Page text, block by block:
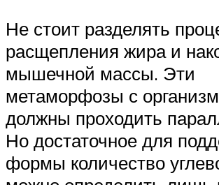
Не стоит разделять
расщепления жира и
мышечной массы. Эти
метаморфозы с
должны проходить
Но достаточное для
формы количество